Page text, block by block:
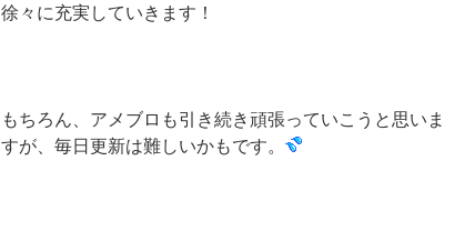
徐々に充実していきます！
もちろん、アメブロも引き続き頑張っていこうと思いま
すが、毎日更新は難しいかもです。